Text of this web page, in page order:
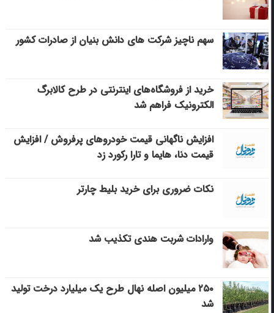
سهم ناچیز شرکت های دانش بنیان از صادرات کشور
خرید از فروشگاه‌های اینترنتی در طرح کالابرگ
الکترونیک فراهم شد
افزایش ناگهانی قیمت خودروهای پرفروش / افزایش
قیمت دنا، هایما و تارا رکورد زد
نکات ضروری برای خرید بلیط چارتر
وارادات شربت هندی تکذیب شد
۲۵۰ میلیون اصله نهال طرح یک میلیارد درخت تولید
شد